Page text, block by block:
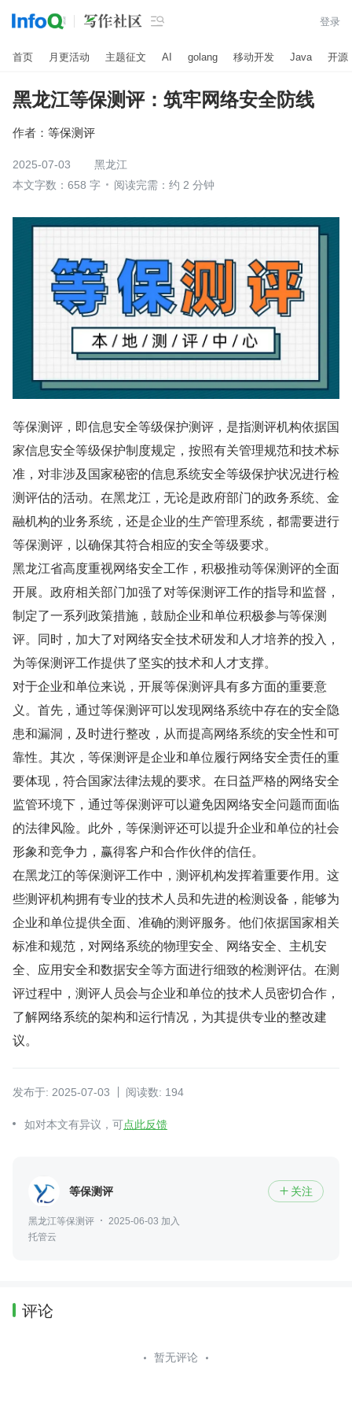
 登录
首页 月更活动 主题征文 AI golang 移动开发 Java 开源
黑龙江等保测评：筑牢网络安全防线
作者： 等保测评
2025-07-03
黑龙江
本文字数：658 字
阅读完需：约 2 分钟
等保测评，即信息安全等级保护测评，是指测评机构依据国
家信息安全等级保护制度规定，按照有关管理规范和技术标
准，对非涉及国家秘密的信息系统安全等级保护状况进行检
测评估的活动。在黑龙江，无论是政府部门的政务系统、金
融机构的业务系统，还是企业的生产管理系统，都需要进行
等保测评，以确保其符合相应的安全等级要求。
黑龙江省高度重视网络安全工作，积极推动等保测评的全面
开展。政府相关部门加强了对等保测评工作的指导和监督，
制定了一系列政策措施，鼓励企业和单位积极参与等保测
评。同时，加大了对网络安全技术研发和人才培养的投入，
为等保测评工作提供了坚实的技术和人才支撑。
对于企业和单位来说，开展等保测评具有多方面的重要意
义。首先，通过等保测评可以发现网络系统中存在的安全隐
患和漏洞，及时进行整改，从而提高网络系统的安全性和可
靠性。其次，等保测评是企业和单位履行网络安全责任的重
要体现，符合国家法律法规的要求。在日益严格的网络安全
监管环境下，通过等保测评可以避免因网络安全问题而面临
的法律风险。此外，等保测评还可以提升企业和单位的社会
形象和竞争力，赢得客户和合作伙伴的信任。
在黑龙江的等保测评工作中，测评机构发挥着重要作用。这
些测评机构拥有专业的技术人员和先进的检测设备，能够为
企业和单位提供全面、准确的测评服务。他们依据国家相关
标准和规范，对网络系统的物理安全、网络安全、主机安
全、应用安全和数据安全等方面进行细致的检测评估。在测
评过程中，测评人员会与企业和单位的技术人员密切合作，
了解网络系统的架构和运行情况，为其提供专业的整改建
议。
发布于: 2025-07-03 阅读数: 194
如对本文有异议，可点此反馈
等保测评  关注
黑龙江等保测评
2025-06-03 加入
托管云
评论
暂无评论